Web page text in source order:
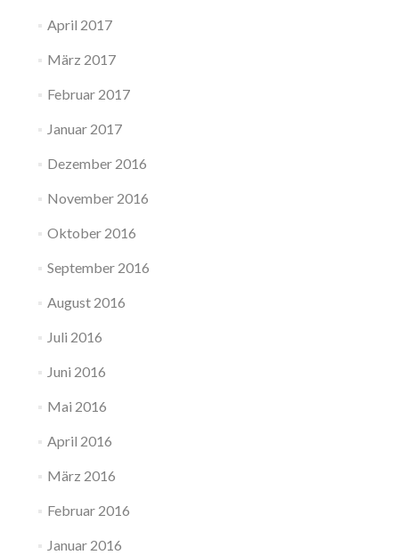
April 2017
März 2017
Februar 2017
Januar 2017
Dezember 2016
November 2016
Oktober 2016
September 2016
August 2016
Juli 2016
Juni 2016
Mai 2016
April 2016
März 2016
Februar 2016
Januar 2016